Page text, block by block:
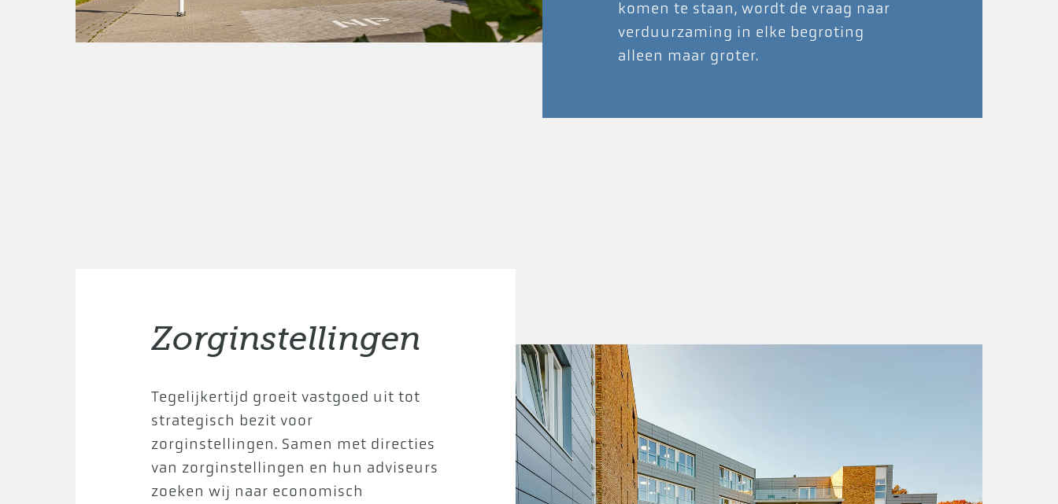
komen te staan, wordt de vraag naar
verduurzaming in elke begroting
alleen maar groter.
Zorginstellingen
Tegelijkertijd groeit vastgoed uit tot
strategisch bezit voor
zorginstellingen. Samen met directies
van zorginstellingen en hun adviseurs
zoeken wij naar economisch